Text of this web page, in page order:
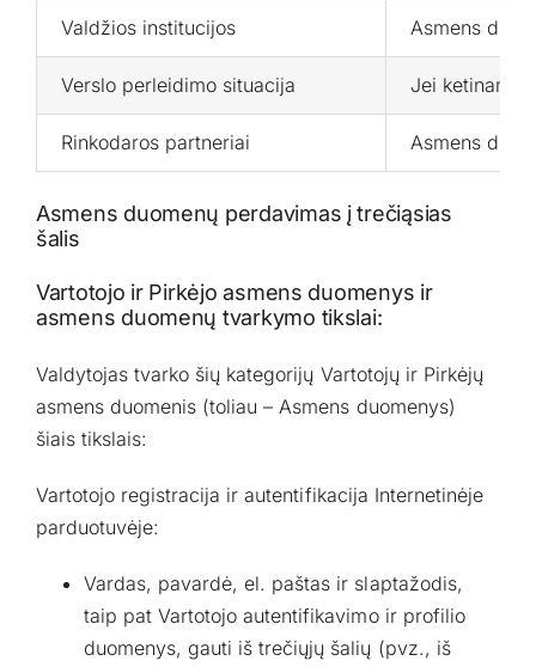
Valdžios institucijos Asmens
Verslo perleidimo situacija Jei ketiname
Rinkodaros partneriai Asmens
Asmens duomenų perdavimas į trečiąsias
šalis
Vartotojo ir Pirkėjo asmens duomenys ir
asmens duomenų tvarkymo tikslai:
Valdytojas tvarko šių kategorijų Vartotojų ir Pirkėjų
asmens duomenis (toliau – Asmens duomenys)
šiais tikslais:
Vartotojo registracija ir autentifikacija Internetinėje
parduotuvėje:
Vardas, pavardė, el. paštas ir slaptažodis,
taip pat Vartotojo autentifikavimo ir profilio
duomenys, gauti iš trečiųjų šalių (pvz., iš